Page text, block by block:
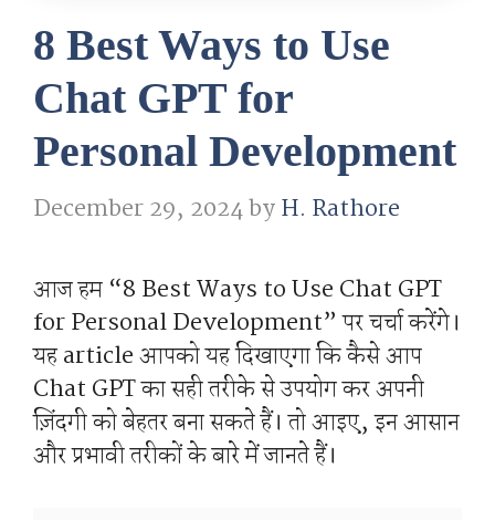
8 Best Ways to Use
Chat GPT for
Personal Development
December 29, 2024byH. Rathore
आज हम “8 Best Ways to Use Chat GPT
for Personal Development” पर चर्चा करेंगे।
यह article आपको यह दिखाएगा कि कैसे आप
Chat GPT का सही तरीके से उपयोग कर अपनी
ज़िंदगी को बेहतर बना सकते हैं। तो आइए, इन आसान
और प्रभावी तरीकों के बारे में जानते हैं।